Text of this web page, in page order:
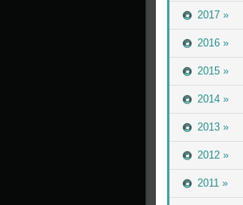
2017 »
2016 »
2015 »
2014 »
2013 »
2012 »
2011 »